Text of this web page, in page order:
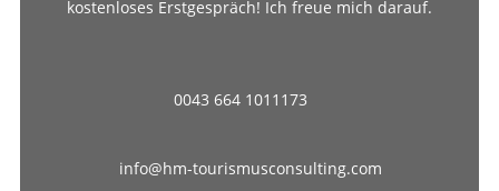
kostenloses Erstgespräch! Ich freue mich darauf.
0043 664 1011173
info@hm-tourismusconsulting.com